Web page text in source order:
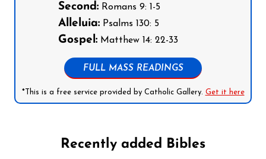
Second: Romans 9: 1-5
Alleluia: Psalms 130: 5
Gospel: Matthew 14: 22-33
FULL MASS READINGS
*This is a free service provided by Catholic Gallery. Get it here
Recently added Bibles